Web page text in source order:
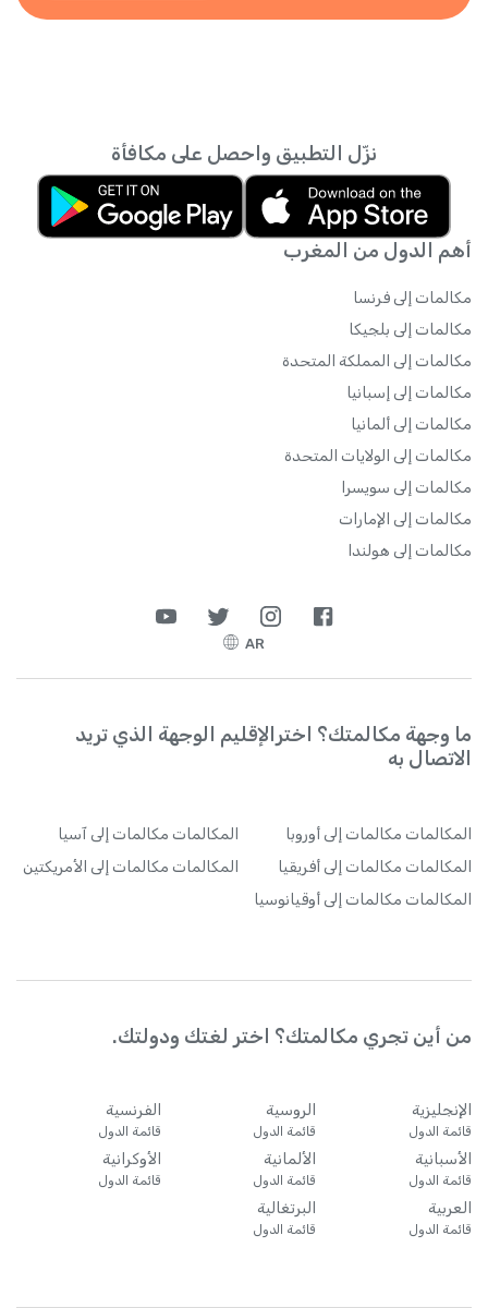
أهم الدول من المغرب
مكالمات إلى فرنسا
مكالمات إلى بلجيكا
مكالمات إلى المملكة المتحدة
مكالمات إلى إسبانيا
مكالمات إلى ألمانيا
مكالمات إلى الولايات المتحدة
مكالمات إلى سويسرا
مكالمات إلى الإمارات
مكالمات إلى هولندا
نزّل التطبيق واحصل على مكافأة
AR
ما وجهة مكالمتك؟ اخترالإقليم الوجهة الذي تريد
الاتصال به
المكالمات مكالمات إلى أوروبا المكالمات مكالمات إلى آسيا
المكالمات مكالمات إلى أفريقيا المكالمات مكالمات إلى الأمريكتين
المكالمات مكالمات إلى أوقيانوسيا
من أين تجري مكالمتك؟ اختر لغتك ودولتك.
الإنجليزية
قائمة الدول
الروسية
قائمة الدول
الفرنسية
قائمة الدول
الأسبانية
قائمة الدول
الألمانية
قائمة الدول
الأوكرانية
قائمة الدول
العربية
قائمة الدول
البرتغالية
قائمة الدول